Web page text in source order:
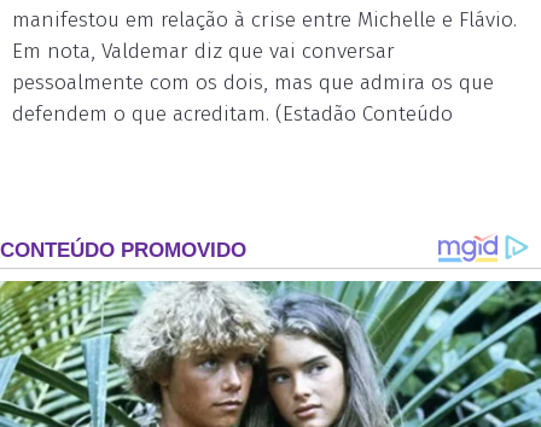
manifestou em relação à crise entre Michelle e Flávio.
Em nota, Valdemar diz que vai conversar
pessoalmente com os dois, mas que admira os que
defendem o que acreditam. (Estadão Conteúdo